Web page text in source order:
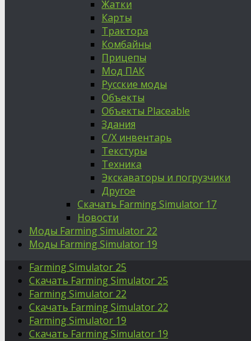
Жатки
Карты
Трактора
Комбайны
Прицепы
Мод ПАК
Русские моды
Объекты
Объекты Placeable
Здания
С/Х инвентарь
Текстуры
Техника
Экскаваторы и погрузчики
Другое
Скачать Farming Simulator 17
Новости
Моды Farming Simulator 22
Моды Farming Simulator 19
Farming Simulator 25
Скачать Farming Simulator 25
Farming Simulator 22
Скачать Farming Simulator 22
Farming Simulator 19
Скачать Farming Simulator 19